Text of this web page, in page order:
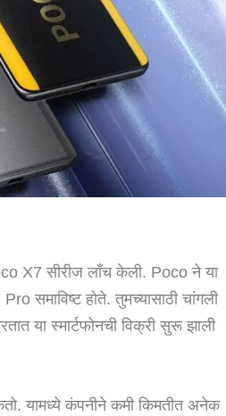
X7 सीरीज लाँच केली. Poco ने या
समाविष्ट होते. तुमच्यासाठी चांगली
या स्मार्टफोनची विक्री सुरू झाली
यामध्ये कंपनीने कमी किमतीत अनेक